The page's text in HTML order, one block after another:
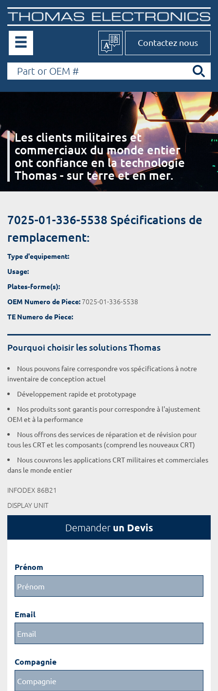
Contactez nous
Les clients militaires et
commerciaux du monde entier
ont confiance en la technologie
Thomas - sur terre et en mer.
7025-01-336-5538 Spécifications de
remplacement:
Type d'equipement:
Usage:
Plates-forme(s):
OEM Numero de Piece: 7025-01-336-5538
TE Numero de Piece:
Pourquoi choisir les solutions Thomas
Nous pouvons faire correspondre vos spécifications à notre
inventaire de conception actuel
Développement rapide et prototypage
Nos produits sont garantis pour correspondre à l'ajustement
OEM et à la performance
Nous offrons des services de réparation et de révision pour
tous les CRT et les composants (comprend les nouveaux CRT)
Nous couvrons les applications CRT militaires et commerciales
dans le monde entier
INFODEX 86B21
DISPLAY UNIT
Demander un Devis
Prénom
Email
Compagnie